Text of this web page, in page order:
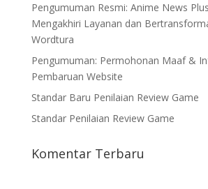
Pengumuman Resmi: Anime News
Mengakhiri Layanan dan
Wordtura
Pengumuman: Permohonan Maaf &
Pembaruan Website
Standar Baru Penilaian Review Game
Standar Penilaian Review Game
Komentar Terbaru